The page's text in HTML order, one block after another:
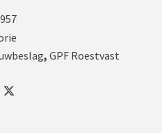
, GPF Roestvast